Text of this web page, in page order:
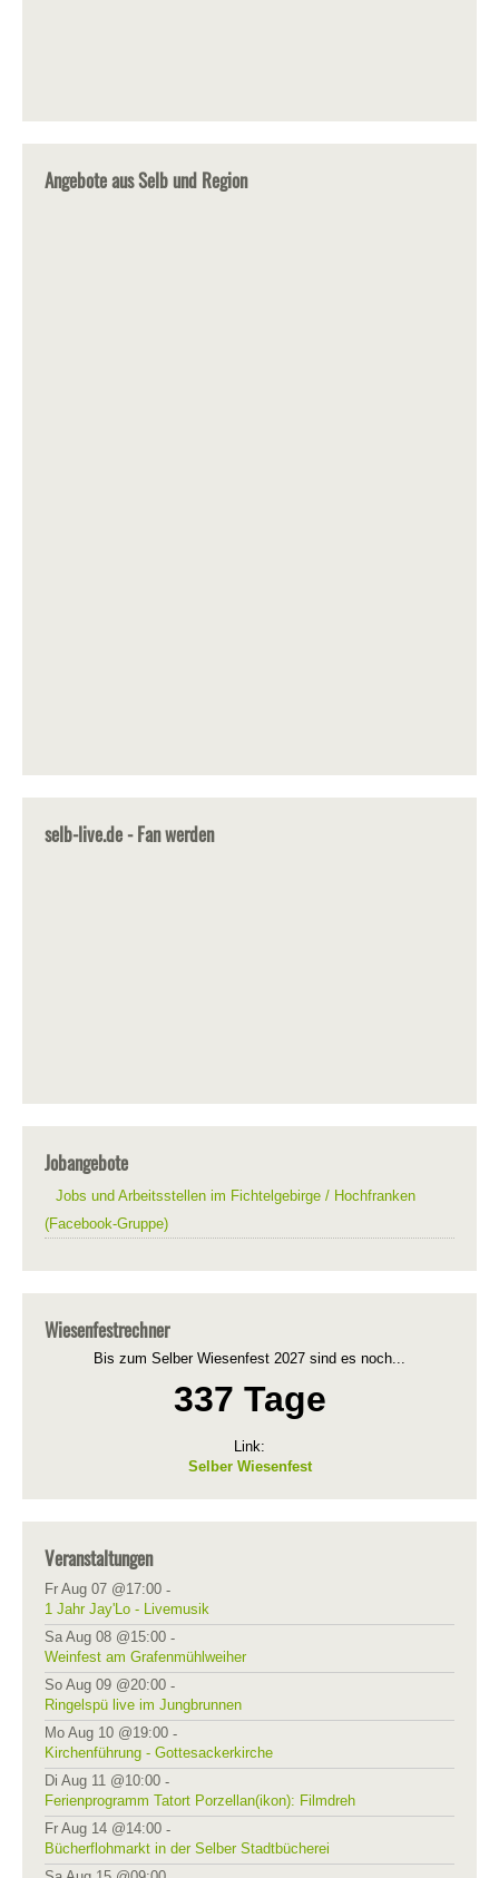
Angebote aus Selb und Region
selb-live.de - Fan werden
Jobangebote
Jobs und Arbeitsstellen im Fichtelgebirge / Hochfranken
(Facebook-Gruppe)
Wiesenfestrechner
Bis zum Selber Wiesenfest 2027 sind es noch...
337 Tage
Link:
Selber Wiesenfest
Veranstaltungen
Fr Aug 07 @17:00 -
1 Jahr Jay'Lo - Livemusik
Sa Aug 08 @15:00 -
Weinfest am Grafenmühlweiher
So Aug 09 @20:00 -
Ringelspü live im Jungbrunnen
Mo Aug 10 @19:00 -
Kirchenführung - Gottesackerkirche
Di Aug 11 @10:00 -
Ferienprogramm Tatort Porzellan(ikon): Filmdreh
Fr Aug 14 @14:00 -
Bücherflohmarkt in der Selber Stadtbücherei